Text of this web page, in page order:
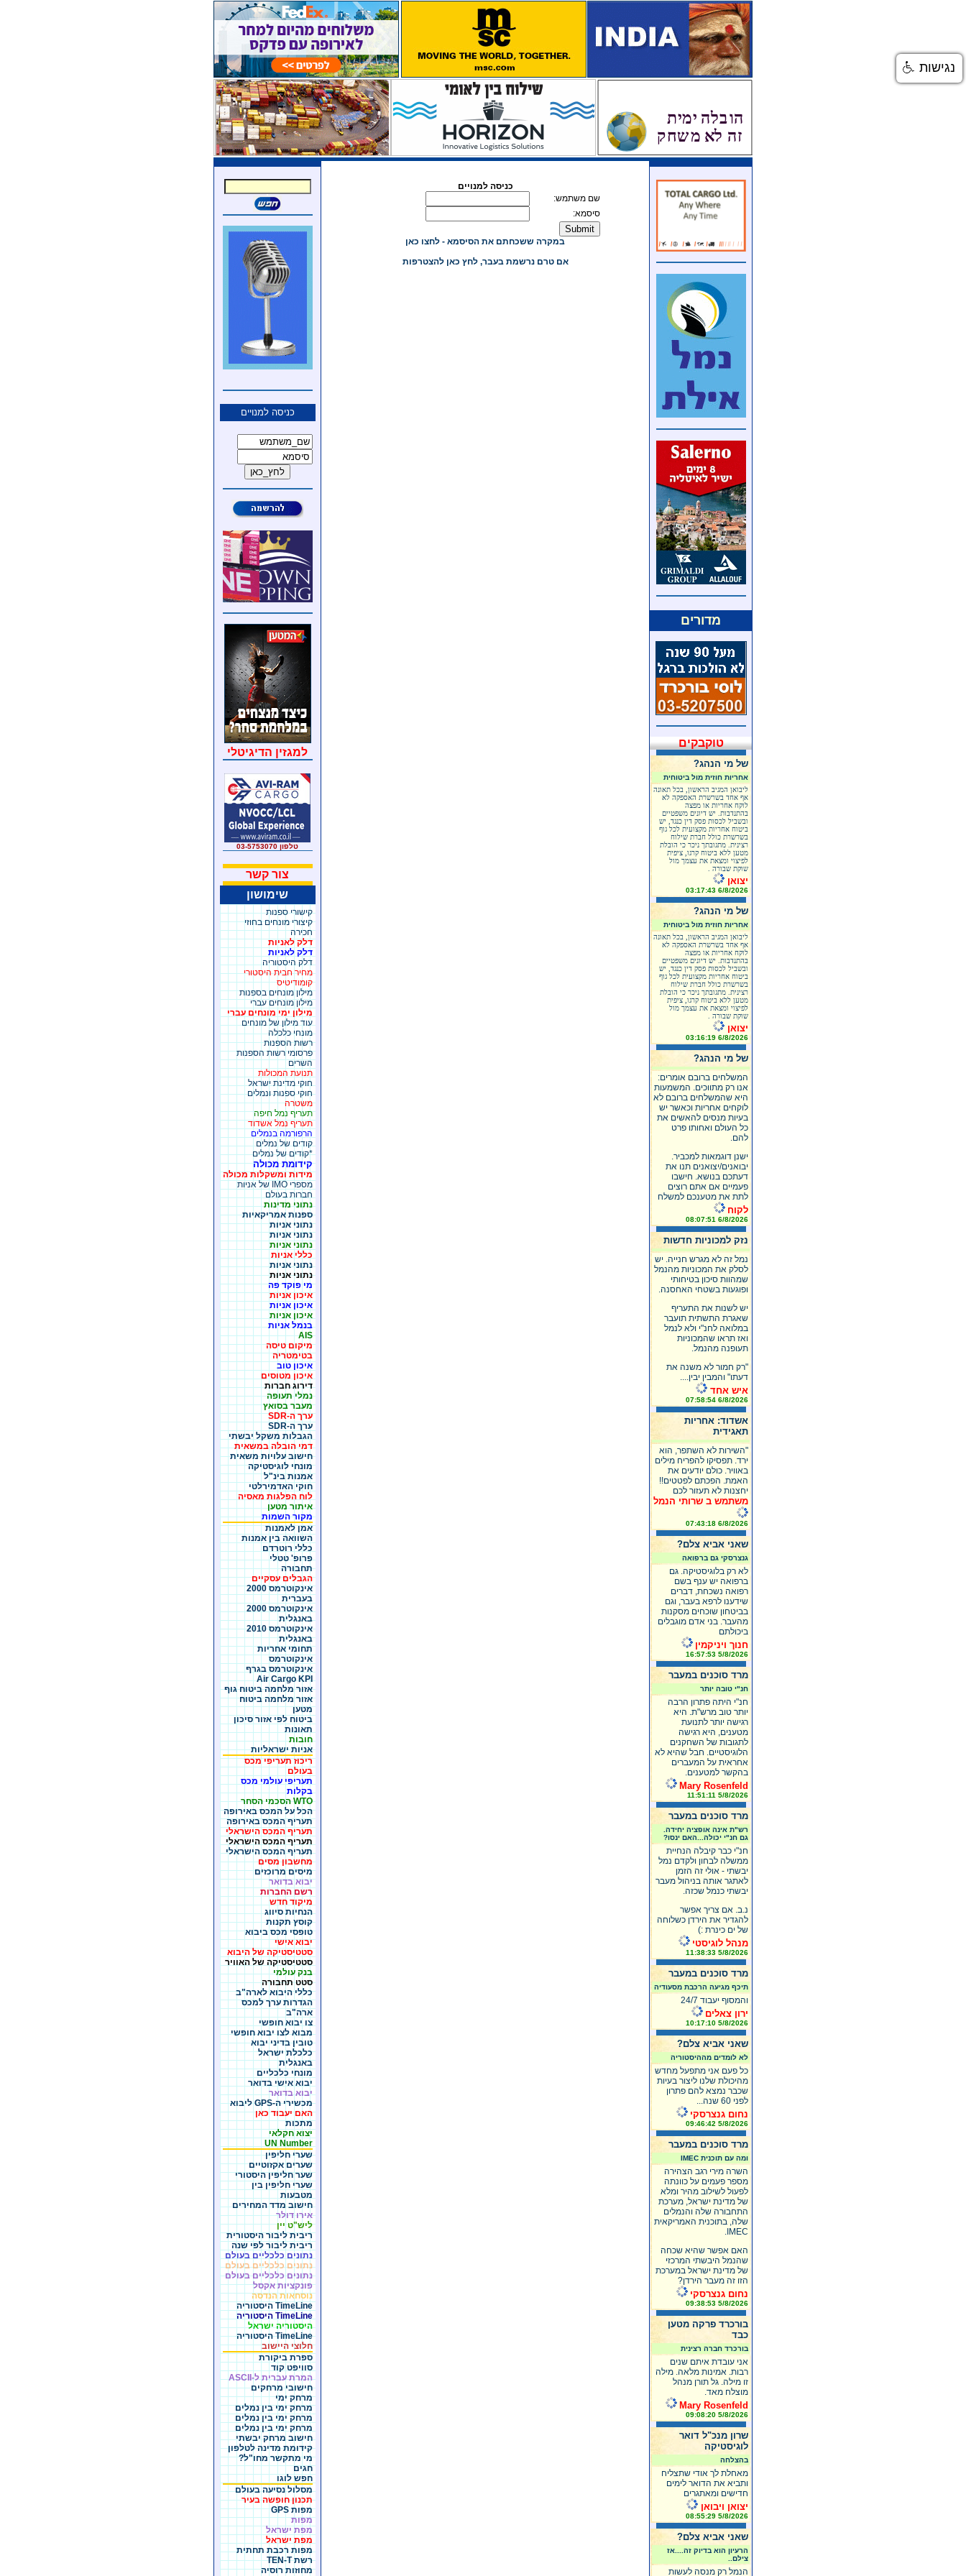
מדורים
טוקבקים
של מי הנהג?
אחריות חוזית מול ביטוחית
ליבואן המגיב הראשון, בכל תאונה
אף אחד בשרשרת האספקה לא
לוקח אחריות או מפצה
בהתנדבות. יש דיונים משפטיים
ובשביל לכסות פסק דין כנגד, יש
ביטוח אחריות מקצועית לכל גוף
בשרשרת כולל חברת שילוח
רצינית. מתגובתך ניכר כי הובלת
מטען ללא ביטוח קרגו, ציפית
לפיצוי ומצאת את עצמך מול
שוקת שבורה .
יצואן
6/8/2026 03:17:43
של מי הנהג?
אחריות חוזית מול ביטוחית
ליבואן המגיב הראשון, בכל תאונה
אף אחד בשרשרת האספקה לא
לוקח אחריות או מפצה
בהתנדבות. יש דיונים משפטיים
ובשביל לכסות פסק דין כנגד, יש
ביטוח אחריות מקצועית לכל גוף
בשרשרת כולל חברת שילוח
רצינית. מתגובתך ניכר כי הובלת
מטען ללא ביטוח קרגו, ציפית
לפיצוי ומצאת את עצמך מול
שוקת שבורה .
יצואן
6/8/2026 03:16:19
של מי הנהג?
המשלחים ברובם אומרים:
אנו רק מתווכים. המשמעות
היא שהמשלחים ברובם לא
לוקחים אחריות וכאשר יש
בעיות מנסים להאשים את
כל העולם ואחותו פרט
להם.
ישנן דוגמאות למכביר.
יבואנים/יצואנים תנו את
דעתכם בנושא. חישבו
פעמיים אם אתם רוצים
לתת את מטענכם למשלח
לקוח
6/8/2026 08:07:51
נזק למכוניות חדשות
נמל זה לא מגרש חנייה. יש
לסלק את המכוניות מהנמל
שמהוות סיכון בטיחותי
ופוגעות בשטחי האחסנה.
יש לשנות את התעריף
שאגרת התשתית תועבר
במלואה לחנ"י ולא לנמל
ואז תראו שהמכוניות
תעופנה מהנמל.
"רק חמור לא משנה את
דעתו" והמבין יבין....
איש אחד
6/8/2026 07:58:54
אשדוד: אחריות
תאגידית
"השירות לא השתפר, הוא
ירד. תפסיקו להפריח מילים
באוויר. כולם יודעים את
האמת. הפכתם לפטטים!!
יחצנות לא תעזור לכם
משתמש ב שרותי הנמל
6/8/2026 07:43:18
שאני אביא צלם?
גנצרסקי גם ברפואה
לא רק בלוגיסטיקה. גם
ברפואה יש ענף בשם
רפואה נשכחת, דברים
שידענו לרפא בעבר, וגם
בביטחון שוכחים מסקנות
מהעבר. בני אדם מוגבלים
ביכולתם
חנוך ויניקמין
5/8/2026 16:57:53
מרד סוכנים במעבר
חנ"י טובה יותר
חנ"י היתה פתרון הרבה
יותר טוב מרש"ת. היא
רגישה יותר לתנועת
מטענים, היא רגישה
לתגובות של השחקנים
הלוגיסטיים. חבל שהיא לא
אחראית על המעברים
בהקשר למטענים.
Mary Rosenfeld
5/8/2026 11:51:11
מרד סוכנים במעבר
רש"ת אינה אופציה יחידה.
גם חנ"י יכולה...האם ינסו?
חנ"י כבר קיבלה הנחיית
ממשלה לבחון ולקדם נמל
יבשתי - אולי זה הזמן
לאתגר אותה בניהול מעבר
יבשתי כנמל שכזה.
נ.ב. אם צריך אפשר
להגדיר את הירדן כשלוחה
של ים כינרת :)
מנהל לוגיסטי
5/8/2026 11:38:33
מרד סוכנים במעבר
תיכף מגיעה הרכבת מסעודיה
והמסוף יעבוד 24/7
ירון צאלים
5/8/2026 10:17:10
שאני אביא צלם?
לא לומדים מההיסטוריה
כל פעם אני מתפעל מחדש
מהיכולת שלנו ליצור בעיות
שכבר נמצא להם פתרון
לפני 60 שנה...
נחום גנצרסקי
5/8/2026 09:46:42
מרד סוכנים במעבר
ומה עם תוכנית IMEC
השרה מירי רגב הצהירה
מספר פעמים על כוונתה
לפעול לשילוב מהיר ומלא
של מדינת ישראל, מערכת
התחבורה שלה והנמלים
שלה, בתוכנית האמריקאית
IMEC.
האם אפשר שהיא שכחה
שהנמל היבשתי המרכזי
של מדינת ישראל במערכת
הזו זה מעבר הירדן?
נחום גנצרסקי
5/8/2026 09:38:53
בורכרד פרקה מטען
כבד
בורכרד חברה רצינית
אני עובדת איתם שנים
רבות. אמינות מלאה. מילה
זו מילה. גל תורן מנהל
מוצלח מאד.
Mary Rosenfeld
5/8/2026 09:08:20
שרון מנכ"ל דואר
לוגיסטיקה
בהצלחה
מאחלת לך אודי שתצליח
ותביא את הדואר לימים
חדישים ומאתגרים
יצואן ויבואן
5/8/2026 08:55:29
שאני אביא צלם?
הרעיון הוא בדיוק זה....אז
צילם..
הנמל רק מנסה לעשות
כניסה למנויים
שם משתמש:
סיסמא:
במקרה ששכחתם את הסיסמא - לחצו כאן
אם טרם נרשמת בעבר, לחץ כאן להצטרפות
כניסה למנויים
למגזין הדיגיטלי
טלפון 03-5753070
צור קשר
שימושון
קישורי ספנות
קיצורי מונחים בחוזי
חכירה
דלק לאניות
דלק לאניות
דלק היסטוריה
מחיר חבית היסטורי
קומודיטיס
מילון מונחים בספנות
מילון מונחים עברי
מילון ימי מונחים עברי
עוד מילון של מונחים
מונחי כלכלה
רשות הספנות
פרסומי רשות הספנות
השרים
תנועת המכולות
חוקי מדינת ישראל
חוקי ספנות ונמלים
משטרה
תעריף נמל חיפה
תעריף נמל אשדוד
הרפורמה בנמלים
קודים של נמלים
*קודים של נמלים
קידומת מכולה
מידות ומשקלות מכולה
מספרי IMO של אניות
חברות בעולם
נתוני מדינות
ספנות אמריקאיות
נתוני אניות
נתוני אניות
נתוני אניות
כללי אניות
נתוני אניות
נתוני אניות
מי פוקד פה
איכון אניות
איכון אניות
איכון אניות
בנמל אניות
AIS
מיקום טיסה
בטימטריה
איכון טוב
איכון מטוסים
דירוג חברות
נמלי תעופה
מעבר בסואץ
ערך ה-SDR
ערך ה-SDR
הגבלות משקל יבשתי
דמי הובלה במשאית
חישוב עלויות משאית
מונחי לוגיסטיקה
אמנות בינ"ל
חוקי האדמירלטי
לוח הפלגות מאסיה
איתור מטען
מקור השמות
אמן לאמנות
השוואה בין אמנות
כללי רוטרדם
פרופ' טטלי
תחבורה
הגבלים עסקיים
אינקוטרמס 2000
בעברית
אינקוטרמס 2000
באנגלית
אינקוטרמס 2010
באנגלית
תחומי אחריות
אינקוטרמס
אינקוטרמס בגרף
Air Cargo KPI
אזור מלחמה ביטוח גוף
אזור מלחמה ביטוח
מטען
ביטוח לפי אזור סיכון
תאונות
חובות
אניות ישראליות
ריכוז תעריפי מכס
בעולם
תעריפי עולמי מכס
בקלות
WTO הסכמי הסחר
הכל על המכס באירופה
תעריף המכס באירופה
תעריף המכס הישראלי
תעריף המכס הישראלי
תעריף המכס הישראלי
מחשבון מסים
מיסים מרוכזים
יבוא בדואר
רשם החברות
מיקוד חדש
הנחיות סיווג
קוסץ תקנות
טופסי מכס ביבוא
יבוא אישי
סטטיסטיקה של היבוא
סטטיסטיקה של האוויר
בנק עולמי
סטט תחבורה
כללי היבוא לארה"ב
הגדרות ערך למכס
ארה"ב
צו יבוא חופשי
מבוא לצו יבוא חופשי
טובין בדיני יבוא
כלכלת ישראל
באנגלית
מונחי כלכליים
יבוא אישי בדואר
יבוא בדואר
מכשירי ה-GPS ליבוא
האם יעבוד כאן
מתכות
יצוא חקלאי
UN Number
שערי חליפין
שערים אקזוטיים
שער חליפין היסטורי
שערי חליפין בין
מטבעות
חישוב מדד המחירים
אירו דולר
ליש"ט יין
ריבית ליבור היסטורית
ריבית ליבור לפי שנה
נתונים כלכליים בעולם
נתונים כלכליים בעולם
נתונים כלכליים בעולם
פונקציות אקסל
נוסחאות הנדסה
TimeLine היסטוריה
TimeLine היסטוריה
היסטוריה ישראל
TimeLine היסטוריה
חלוצי היישוב
ספרת ביקורת
סוויפט קוד
המרת עברית ל-ASCII
חישובי מרחקים
מרחק ימי
מרחק ימי בין נמלים
מרחק ימי בין נמלים
מרחק ימי בין נמלים
חישוב מרחק יבשתי
קידומת מדינה לטלפון
מי מתקשר מחו"ל?
חגים
חפש לוגו
מסלול נסיעה בעולם
תכנון חופשה בעיר
מפות GPS
מפות
מפת ישראל
מפת ישראל
מפות רכבת תחתית
רשת TEN-T
מחוזות רוסיה
נגישות